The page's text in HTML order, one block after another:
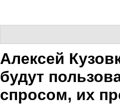
Алексей
будут
спросом, их